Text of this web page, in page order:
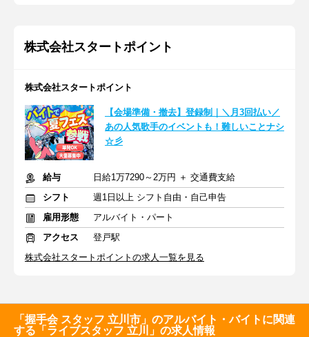
株式会社スタートポイント
株式会社スタートポイント
【会場準備・撤去】登録制｜＼月3回払い／
あの人気歌手のイベントも！難しいことナシ
☆彡
給与
日給1万7290～2万円 ＋ 交通費支給
シフト
週1日以上 シフト自由・自己申告
雇用形態
アルバイト・パート
アクセス
登戸駅
株式会社スタートポイントの求人一覧を見る
「握手会 スタッフ 立川市」のアルバイト・バイトに関連
する「ライブスタッフ 立川」の求人情報